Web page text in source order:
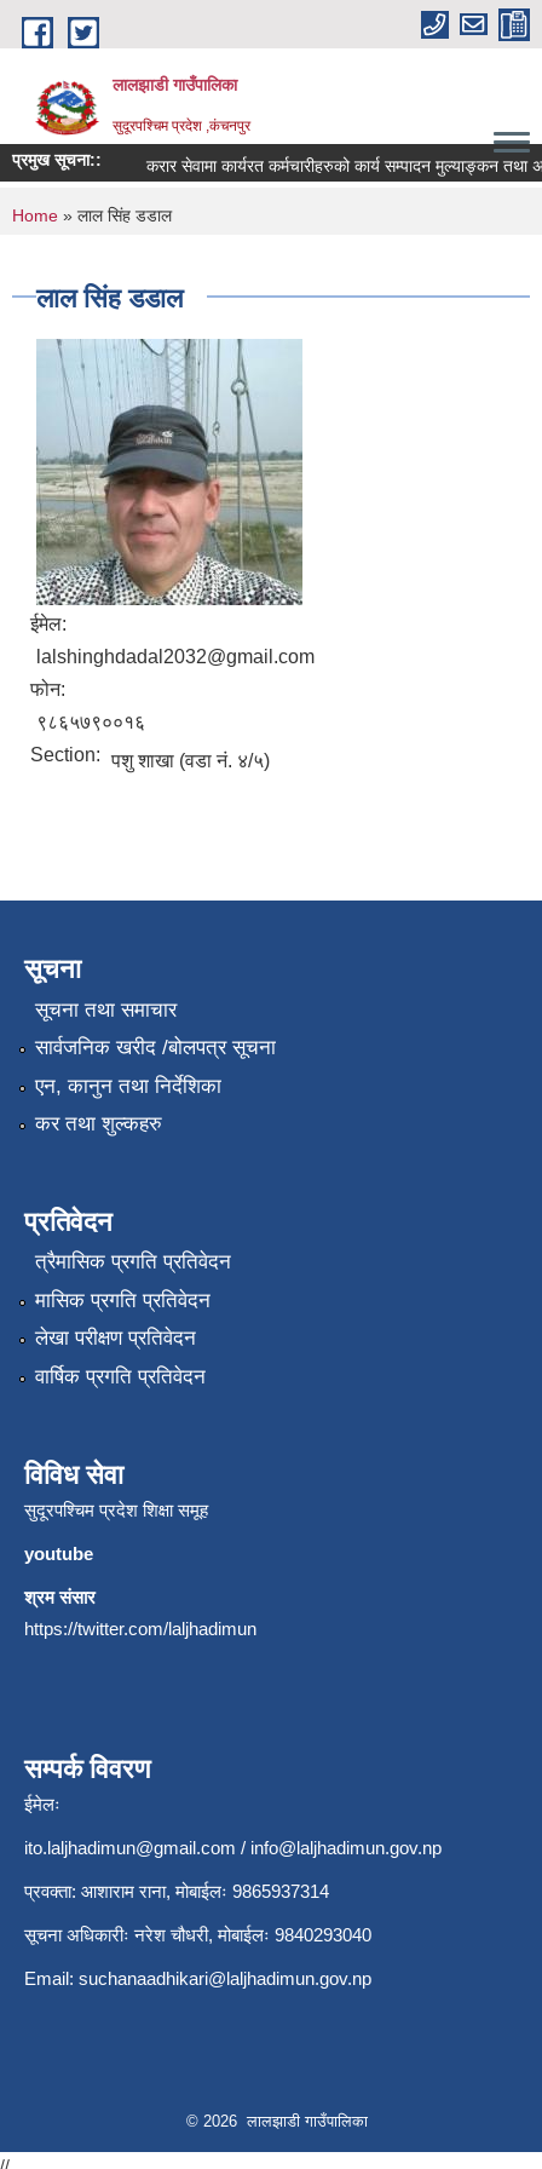
Skip to main content
लालझाडी गाउँपालिका
सुदूरपश्चिम प्रदेश ,कंचनपुर
प्रमुख सूचना:: करार सेवामा कार्यरत कर्मचारीहरुको कार्य सम्पादन मुल्याङ्कन तथा
You are here
Home » लाल सिंह डडाल
लाल सिंह डडाल
ईमेल:
lalshinghdadal2032@gmail.com
फोन:
९८६५७९००१६
Section: पशु शाखा (वडा नं. ४/५)
सूचना
सूचना तथा समाचार
सार्वजनिक खरीद /बोलपत्र सूचना
एन, कानुन तथा निर्देशिका
कर तथा शुल्कहरु
प्रतिवेदन
त्रैमासिक प्रगति प्रतिवेदन
मासिक प्रगति प्रतिवेदन
लेखा परीक्षण प्रतिवेदन
वार्षिक प्रगति प्रतिवेदन
विविध सेवा
सुदूरपश्चिम प्रदेश शिक्षा समूह
youtube
श्रम संसार
https://twitter.com/laljhadimun
सम्पर्क विवरण
ईमेलः
ito.laljhadimun@gmail.com / info@laljhadimun.gov.np
प्रवक्ता: आशाराम राना, मोबाईलः 9865937314
सूचना अधिकारीः नरेश चौधरी, मोबाईलः 9840293040
Email: suchanaadhikari@laljhadimun.gov.np
© 2026 लालझाडी गाउँपालिका
//